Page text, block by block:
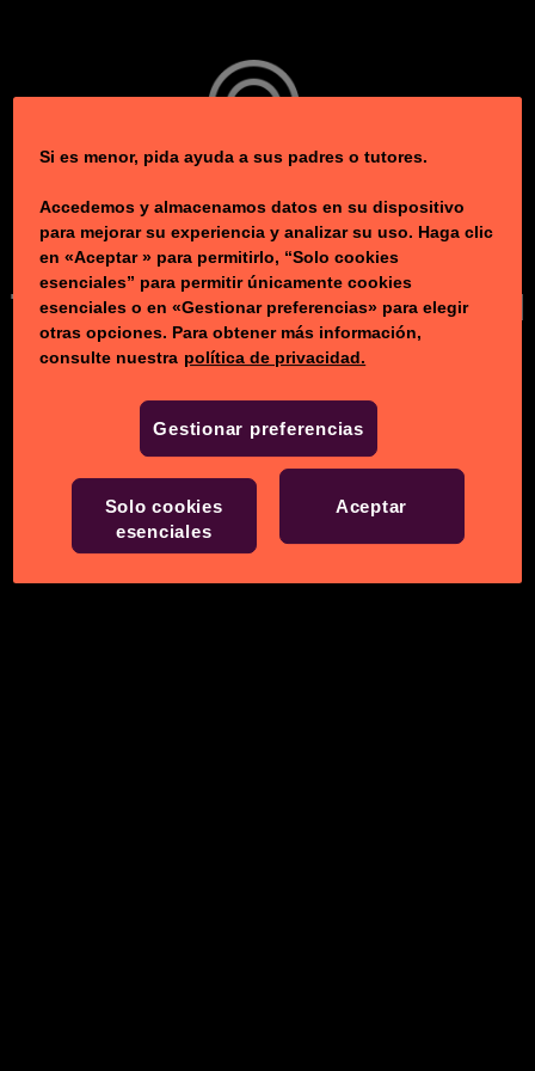
Toca para ocultar la barra del
navegador
Si es menor, pida ayuda a sus padres o tutores.
Accedemos y almacenamos datos en su dispositivo
para mejorar su experiencia y analizar su uso. Haga clic
en «Aceptar » para permitirlo, “Solo cookies
esenciales” para permitir únicamente cookies
esenciales o en «Gestionar preferencias» para elegir
otras opciones. Para obtener más información,
consulte nuestra política de privacidad.
Gestionar preferencias
Solo cookies
esenciales
Aceptar